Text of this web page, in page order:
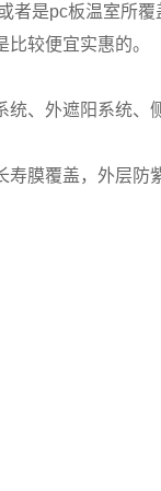
者是pc板温室所
较便宜实惠的。
、外遮阳系统、
膜覆盖，外层防